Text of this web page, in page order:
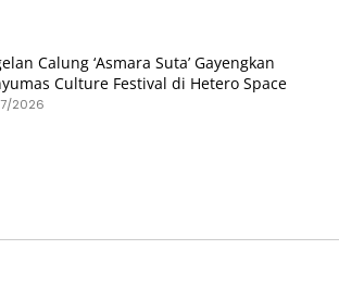
Calung ‘Asmara Suta’ Gayengkan
Culture Festival di Hetero Space
2026